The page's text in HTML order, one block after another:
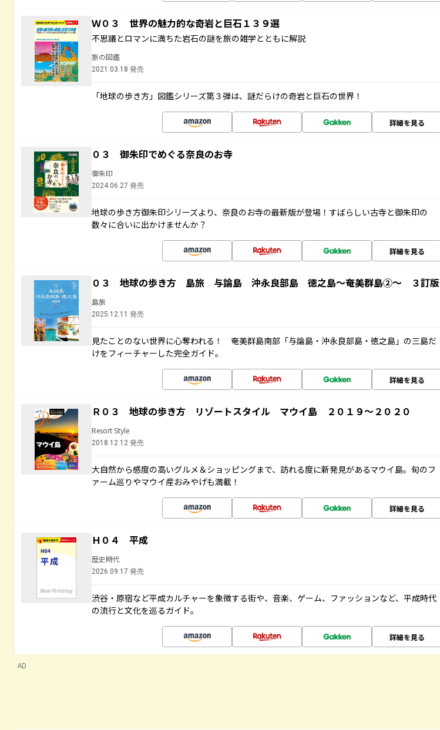
Ｗ０３ 世界の魅力的な奇岩と巨石１３９選
不思議とロマンに満ちた岩石の謎を旅の雑学とともに解説
旅の図鑑
2021.03.18 発売
「地球の歩き方」図鑑シリーズ第３弾は、謎だらけの奇岩と巨石の世界！
詳細を見る
０３ 御朱印でめぐる奈良のお寺
御朱印
2024.06.27 発売
地球の歩き方御朱印シリーズより、奈良のお寺の最新版が登場！すばらしい古寺と御朱印の
数々に合いに出かけませんか？
詳細を見る
０３ 地球の歩き方 島旅 与論島 沖永良部島 徳之島～奄美群島②～ ３訂版
島旅
2025.12.11 発売
見たことのない世界に心奪われる！ 奄美群島南部「与論島・沖永良部島・徳之島」の三島だ
けをフィーチャーした完全ガイド。
詳細を見る
Ｒ０３ 地球の歩き方 リゾートスタイル マウイ島 ２０１９～２０２０
Resort Style
2018.12.12 発売
大自然から感度の高いグルメ＆ショッピングまで、訪れる度に新発見があるマウイ島。旬のフ
ァーム巡りやマウイ産おみやげも満載！
詳細を見る
Ｈ０４ 平成
歴史時代
2026.09.17 発売
渋谷・原宿など平成カルチャーを象徴する街や、音楽、ゲーム、ファッションなど、平成時代
の流行と文化を巡るガイド。
詳細を見る
AD